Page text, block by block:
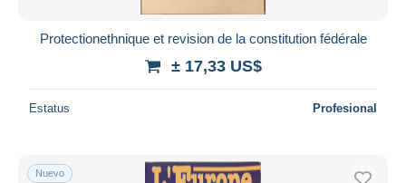
Protectionethnique et revision de la constitution fédérale
± 17,33 US$
Estatus Profesional
Nuevo